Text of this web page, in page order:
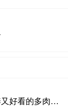
多肉植物怎么养——10种好养又好看的多肉推荐